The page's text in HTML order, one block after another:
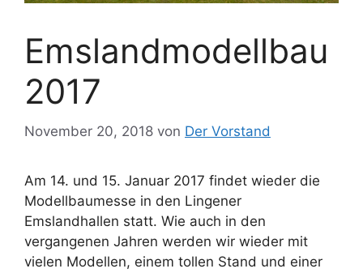
Emslandmodellbau
2017
November 20, 2018 von Der Vorstand
Am 14. und 15. Januar 2017 findet wieder die
Modellbaumesse in den Lingener
Emslandhallen statt. Wie auch in den
vergangenen Jahren werden wir wieder mit
vielen Modellen, einem tollen Stand und einer